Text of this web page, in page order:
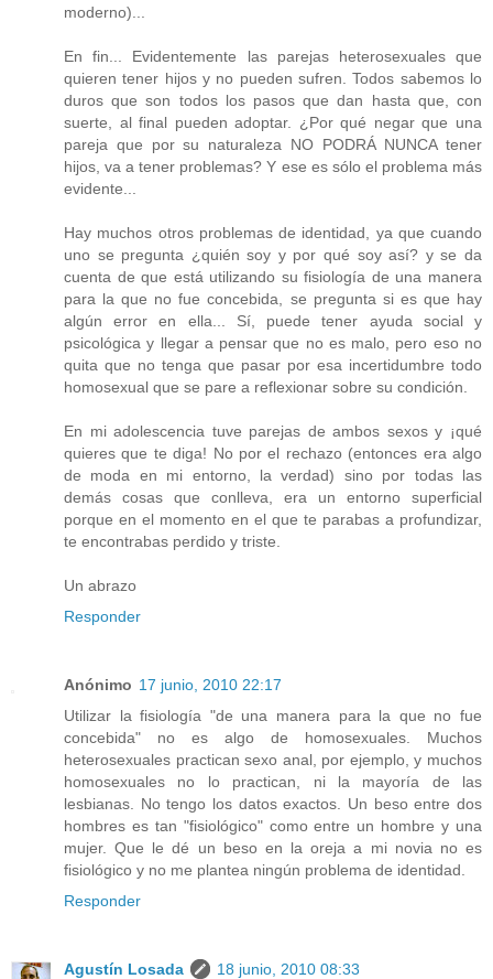
moderno)...
En fin... Evidentemente las parejas heterosexuales que
quieren tener hijos y no pueden sufren. Todos sabemos lo
duros que son todos los pasos que dan hasta que, con
suerte, al final pueden adoptar. ¿Por qué negar que una
pareja que por su naturaleza NO PODRÁ NUNCA tener
hijos, va a tener problemas? Y ese es sólo el problema más
evidente...
Hay muchos otros problemas de identidad, ya que cuando
uno se pregunta ¿quién soy y por qué soy así? y se da
cuenta de que está utilizando su fisiología de una manera
para la que no fue concebida, se pregunta si es que hay
algún error en ella... Sí, puede tener ayuda social y
psicológica y llegar a pensar que no es malo, pero eso no
quita que no tenga que pasar por esa incertidumbre todo
homosexual que se pare a reflexionar sobre su condición.
En mi adolescencia tuve parejas de ambos sexos y ¡qué
quieres que te diga! No por el rechazo (entonces era algo
de moda en mi entorno, la verdad) sino por todas las
demás cosas que conlleva, era un entorno superficial
porque en el momento en el que te parabas a profundizar,
te encontrabas perdido y triste.
Un abrazo
Responder
Anónimo 17 junio, 2010 22:17
Utilizar la fisiología "de una manera para la que no fue
concebida" no es algo de homosexuales. Muchos
heterosexuales practican sexo anal, por ejemplo, y muchos
homosexuales no lo practican, ni la mayoría de las
lesbianas. No tengo los datos exactos. Un beso entre dos
hombres es tan "fisiológico" como entre un hombre y una
mujer. Que le dé un beso en la oreja a mi novia no es
fisiológico y no me plantea ningún problema de identidad.
Responder
Agustín Losada
18 junio, 2010 08:33